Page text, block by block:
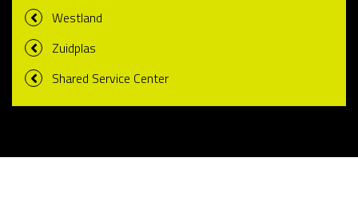
Westland
Zuidplas
Shared Service Center